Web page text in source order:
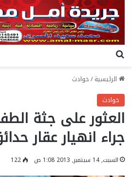
الرئيسية/حوادث
حوادث
العثور على جثة
جراء انهيار عقار
السبت, 14 سبتمبر, 2013 1:08 ص 122